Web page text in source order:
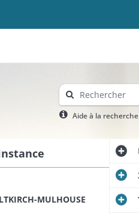
Aide à la recherche
MULHOUSE